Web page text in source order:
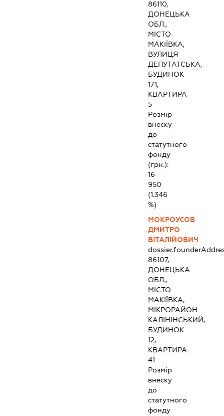
86110,
ДОНЕЦЬКА
ОБЛ.,
МІСТО
МАКІЇВКА,
ВУЛИЦЯ
ДЕПУТАТСЬКА,
БУДИНОК
171,
КВАРТИРА
5
Розмір
внеску
до
статутного
фонду
(грн.):
16
950
(1.346
%)
МОКРОУСОВ
ДМИТРО
ВІТАЛІЙОВИЧ
86107,
ДОНЕЦЬКА
ОБЛ.,
МІСТО
МАКІЇВКА,
МІКРОРАЙОН
КАЛІНІНСЬКИЙ,
БУДИНОК
12,
КВАРТИРА
41
Розмір
внеску
до
статутного
фонду